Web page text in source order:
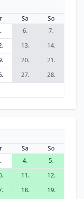
Sa
So
6.
7.
13.
14.
20.
21.
27.
28.
Sa
So
4.
5.
11.
12.
18.
19.